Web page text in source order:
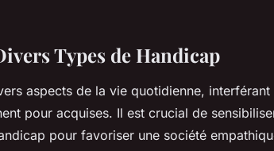
Types de Handicap
aspects de la vie quotidienne,
pour acquises. Il est crucial de
pour favoriser une société